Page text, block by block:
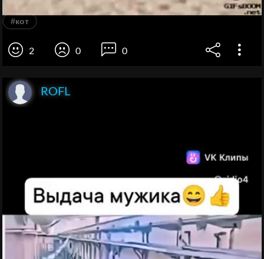
#кот
2 0 0
ROFL